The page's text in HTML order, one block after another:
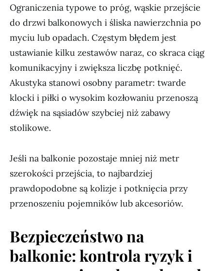
Ograniczenia typowe to próg, wąskie przejście
do drzwi balkonowych i śliska nawierzchnia po
myciu lub opadach. Częstym błędem jest
ustawianie kilku zestawów naraz, co skraca ciąg
komunikacyjny i zwiększa liczbę potknięć.
Akustyka stanowi osobny parametr: twarde
klocki i piłki o wysokim kozłowaniu przenoszą
dźwięk na sąsiadów szybciej niż zabawy
stolikowe.
Jeśli na balkonie pozostaje mniej niż metr
szerokości przejścia, to najbardziej
prawdopodobne są kolizje i potknięcia przy
przenoszeniu pojemników lub akcesoriów.
Bezpieczeństwo na
balkonie: kontrola ryzyk i